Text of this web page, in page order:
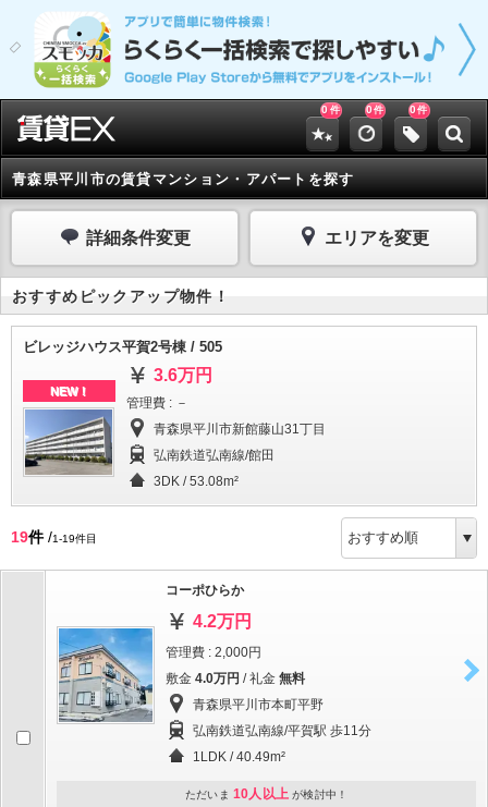
0 件 0件 0件
青森県平川市の賃貸マンション・アパートを探す
詳細条件変更 エリアを変更
おすすめピックアップ物件！
ビレッジハウス平賀2号棟 / 505
NEW！
3.6万円
管理費 : －
青森県平川市新館藤山31丁目
弘南鉄道弘南線/館田
3DK / 53.08m²
19件/1-19件目
コーポひらか
4.2万円
管理費 : 2,000円
敷金 4.0万円 / 礼金 無料
青森県平川市本町平野
弘南鉄道弘南線/平賀駅 歩11分
1LDK / 40.49m²
ただいま 10人以上 が検討中！